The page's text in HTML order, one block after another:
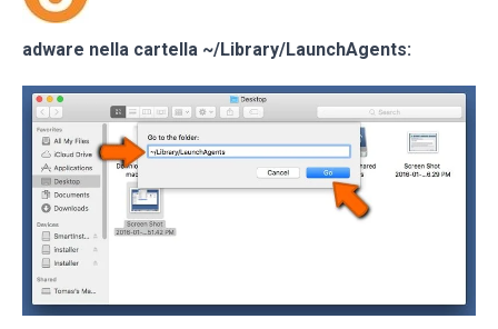
adware nella cartella ~/Library/LaunchAgents: